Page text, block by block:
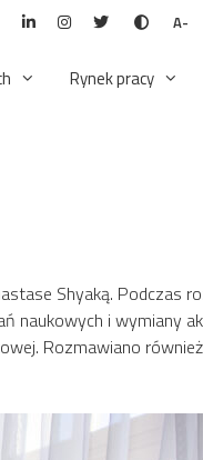
A-
Rynek pracy
Shyaką. Podczas
naukowych i wymiany
Rozmawiano również